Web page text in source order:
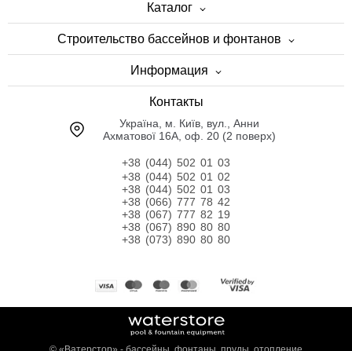
Каталог
Строительство бассейнов и фонтанов
Информация
Контакты
Українa, м. Київ, вул., Анни
Ахматової 16А, оф. 20 (2 поверх)
+38 (044) 502 01 03
+38 (044) 502 01 02
+38 (044) 502 01 03
+38 (066) 777 78 42
+38 (067) 777 82 19
+38 (067) 890 80 80
+38 (073) 890 80 80